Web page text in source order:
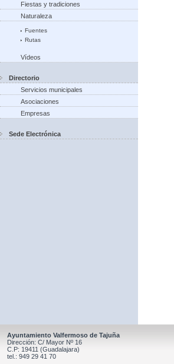
Fiestas y tradiciones
Naturaleza
Fuentes
Rutas
Vídeos
Directorio
Servicios municipales
Asociaciones
Empresas
Sede Electrónica
Ayuntamiento Valfermoso de Tajuña
Dirección: C/ Mayor Nº 16
C.P: 19411 (Guadalajara)
tel.: 949 29 41 70